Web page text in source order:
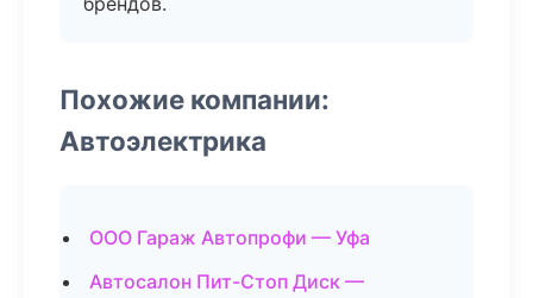
Похожие компании:
Автоэлектрика
ООО Гараж Автопрофи — Уфа
Автосалон Пит-Стоп Диск —